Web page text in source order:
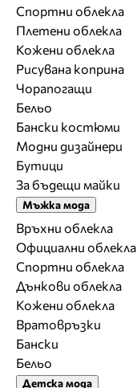
Спортни облекла
Плетени облекла
Кожени облекла
Рисувана коприна
Чорапогащи
Бельо
Бански костюми
Модни дизайнери
Бутици
За бъдещи майки
Мъжка мода
Връхни облекла
Официални облекла
Спортни облекла
Дънкови облекла
Кожени облекла
Вратовръзки
Бански
Бельо
Детска мода